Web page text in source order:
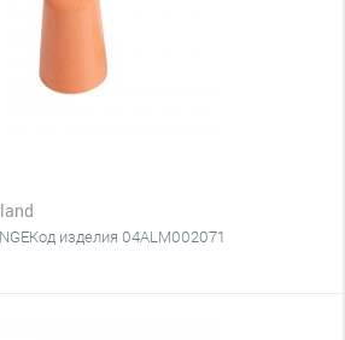
изделия 04ALM002071